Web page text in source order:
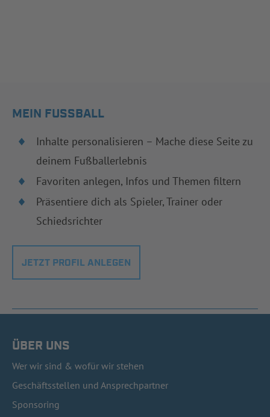
MEIN FUSSBALL
Inhalte personalisieren – Mache diese Seite zu
deinem Fußballerlebnis
Favoriten anlegen, Infos und Themen filtern
Präsentiere dich als Spieler, Trainer oder
Schiedsrichter
JETZT PROFIL ANLEGEN
ÜBER UNS
Wer wir sind & wofür wir stehen
Geschäftsstellen und Ansprechpartner
Sponsoring